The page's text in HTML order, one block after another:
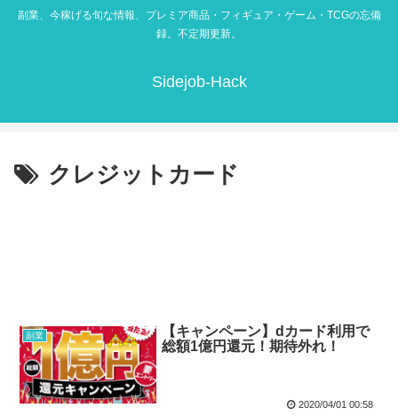
副業、今稼げる旬な情報、プレミア商品・フィギュア・ゲーム・TCGの忘備
録。不定期更新。
Sidejob-Hack
クレジットカード
副業
【キャンペーン】dカード利用で
総額1億円還元！期待外れ！
2020/04/01 00:58